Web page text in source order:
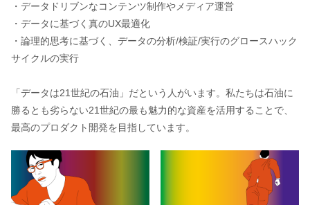
・データドリブンなコンテンツ制作やメディア運営
・データに基づく真のUX最適化
・論理的思考に基づく、データの分析/検証/実行のグロースハック
サイクルの実行
「データは21世紀の石油」だという人がいます。私たちは石油に
勝るとも劣らない21世紀の最も魅力的な資産を活用することで、
最高のプロダクト開発を目指しています。